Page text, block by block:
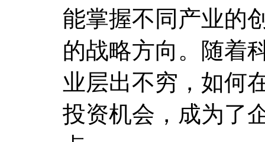
能掌握不同产业的
的战略方向。随着
业层出不穷，如何
投资机会，成为了